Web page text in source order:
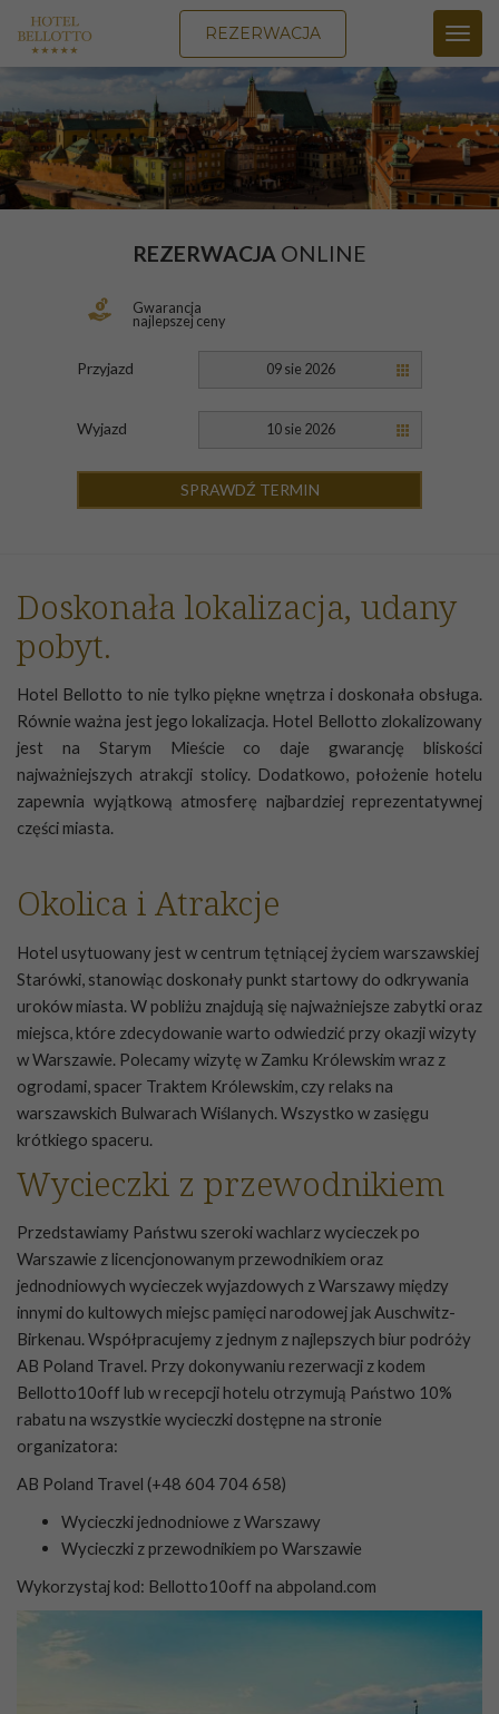
REZERWACJA
REZERWACJA ONLINE
Gwarancja
najlepszej ceny
Przyjazd 09 sie 2026
Wyjazd 10 sie 2026
SPRAWDŹ TERMIN
Doskonała lokalizacja, udany
pobyt.
Hotel Bellotto to nie tylko piękne wnętrza i doskonała obsługa.
Równie ważna jest jego lokalizacja. Hotel Bellotto zlokalizowany
jest na Starym Mieście co daje gwarancję bliskości
najważniejszych atrakcji stolicy. Dodatkowo, położenie hotelu
zapewnia wyjątkową atmosferę najbardziej reprezentatywnej
części miasta.
Okolica i Atrakcje
Hotel usytuowany jest w centrum tętniącej życiem warszawskiej
Starówki, stanowiąc doskonały punkt startowy do odkrywania
uroków miasta. W pobliżu znajdują się najważniejsze zabytki oraz
miejsca, które zdecydowanie warto odwiedzić przy okazji wizyty
w Warszawie. Polecamy wizytę w Zamku Królewskim wraz z
ogrodami, spacer Traktem Królewskim, czy relaks na
warszawskich Bulwarach Wiślanych. Wszystko w zasięgu
krótkiego spaceru.
Wycieczki z przewodnikiem
Przedstawiamy Państwu szeroki wachlarz wycieczek po
Warszawie z licencjonowanym przewodnikiem oraz
jednodniowych wycieczek wyjazdowych z Warszawy między
innymi do kultowych miejsc pamięci narodowej jak Auschwitz-
Birkenau. Współpracujemy z jednym z najlepszych biur podróży
AB Poland Travel. Przy dokonywaniu rezerwacji z kodem
Bellotto10off lub w recepcji hotelu otrzymują Państwo 10%
rabatu na wszystkie wycieczki dostępne na stronie
organizatora:
AB Poland Travel (+48 604 704 658)
Wycieczki jednodniowe z Warszawy
Wycieczki z przewodnikiem po Warszawie
Wykorzystaj kod: Bellotto10off na abpoland.com